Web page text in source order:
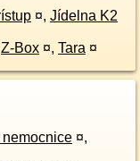
¤, Jídelna K2
Z-Box ¤, Tara ¤
¤,